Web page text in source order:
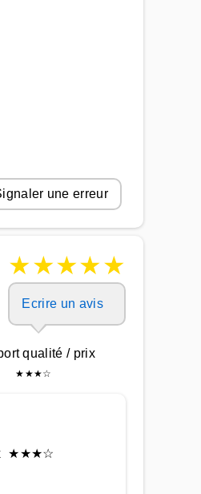
une erreur
★★★★★
Ecrire un avis
qualité / prix
★ ★★☆
★★★☆